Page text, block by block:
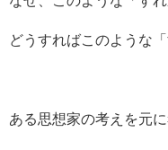
どうすればこのような
ある思想家の考えを元